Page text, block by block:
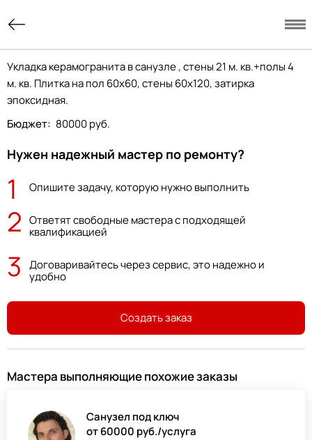
Укладка керамогранита в санузле , стены 21 м. кв.+полы 4
м. кв. Плитка на пол 60х60, стены 60х120, затирка
эпоксидная.
Бюджет: 80000 руб.
Нужен надежный мастер по ремонту?
1 Опишите задачу, которую нужно выполнить
2 Ответят свободные мастера с подходящей
квалификацией
3
Договаривайтесь через сервис, это надежно и
удобно
Создать заказ
Мастера выполняющие похожие заказы
Санузел под ключ
от 60000 руб./услуга